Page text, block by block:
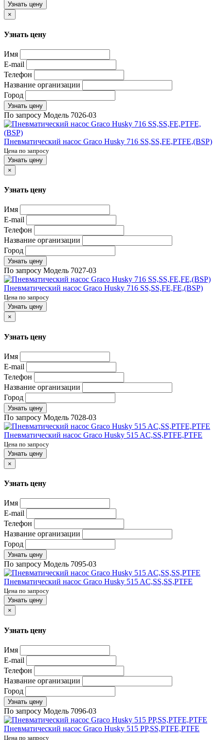
Узнать цену
×
Узнать цену
Имя
E-mail
Телефон
Название организации
Город
Узнать цену
По запросу Модель 7026-03
Пневматический насос Graco Husky 716 SS,SS,FE,PTFE,(BSP)
Цена по запросу
Узнать цену
×
Узнать цену
Имя
E-mail
Телефон
Название организации
Город
Узнать цену
По запросу Модель 7027-03
Пневматический насос Graco Husky 716 SS,SS,FE,FE,(BSP)
Цена по запросу
Узнать цену
×
Узнать цену
Имя
E-mail
Телефон
Название организации
Город
Узнать цену
По запросу Модель 7028-03
Пневматический насос Graco Husky 515 AC,SS,PTFE,PTFE
Цена по запросу
Узнать цену
×
Узнать цену
Имя
E-mail
Телефон
Название организации
Город
Узнать цену
По запросу Модель 7095-03
Пневматический насос Graco Husky 515 AC,SS,SS,PTFE
Цена по запросу
Узнать цену
×
Узнать цену
Имя
E-mail
Телефон
Название организации
Город
Узнать цену
По запросу Модель 7096-03
Пневматический насос Graco Husky 515 PP,SS,PTFE,PTFE
Цена по запросу